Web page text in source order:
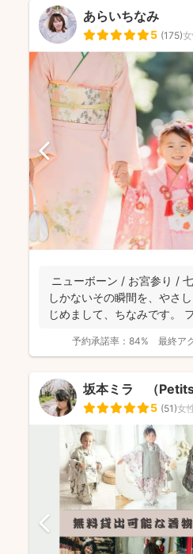
あらいちなみ
5 (175)
ニューボーン / お宮参り /
しかないその瞬間を、やさ
じめまして、ちなみです。
予約承諾率： 84% 最終ア
坂本ミラ （Petits
5 (51)女